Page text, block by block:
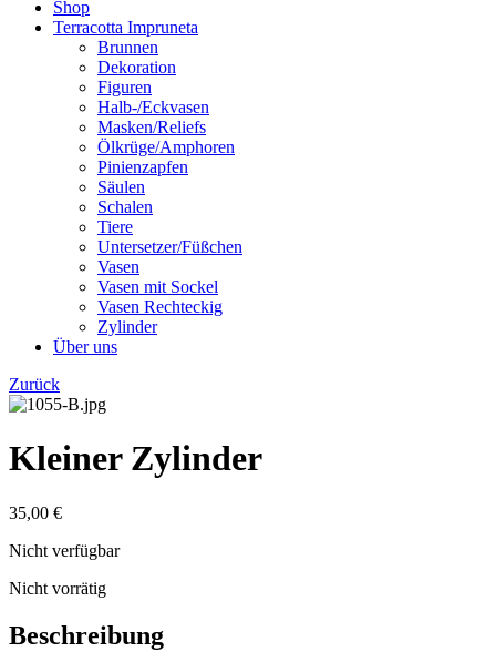
Shop
Terracotta Impruneta
Brunnen
Dekoration
Figuren
Halb-/Eckvasen
Masken/Reliefs
Ölkrüge/Amphoren
Pinienzapfen
Säulen
Schalen
Tiere
Untersetzer/Füßchen
Vasen
Vasen mit Sockel
Vasen Rechteckig
Zylinder
Über uns
Zurück
Kleiner Zylinder
35,00 €
Nicht verfügbar
Nicht vorrätig
Beschreibung